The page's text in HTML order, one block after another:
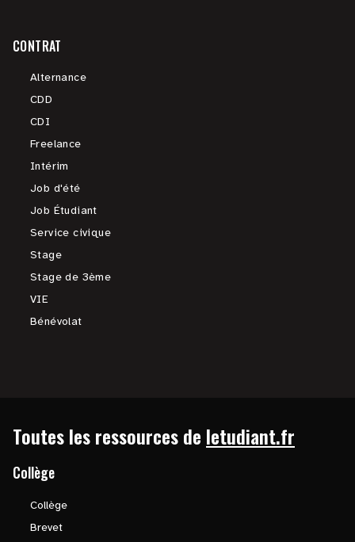
CONTRAT
Alternance
CDD
CDI
Freelance
Intérim
Job d'été
Job Étudiant
Service civique
Stage
Stage de 3ème
VIE
Bénévolat
Toutes les ressources de letudiant.fr
Collège
Collège
Brevet